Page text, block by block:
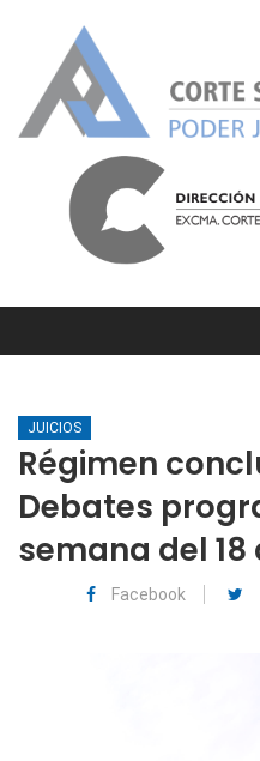
JUICIOS
Régimen
Debates
semana del
Facebook